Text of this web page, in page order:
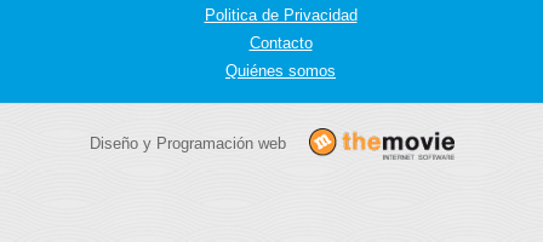
Politica de Privacidad
Contacto
Quiénes somos
Diseño y Programación web